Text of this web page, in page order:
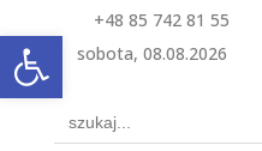
Otwórz pasek narzędzi
+48 85 742 81 55
sobota, 08.08.2026
for: